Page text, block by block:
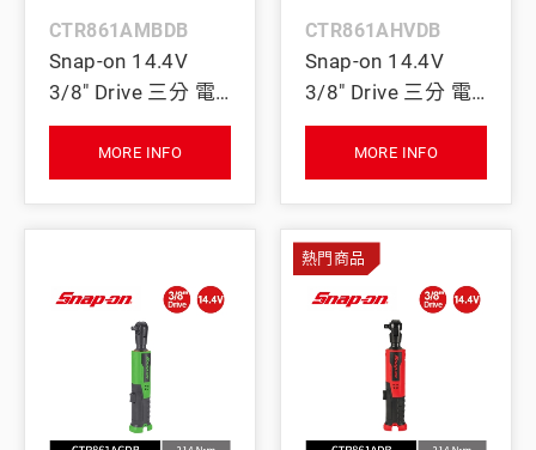
CTR861AMBDB
Snap-on 14.4V
3/8" Drive 三分 電
動棘輪扳手 214Nm
(Tool Only) (動力
藍)
MORE INFO
CTR861AHVDB
Snap-on 14.4V
3/8" Drive 三分 電
動棘輪扳手 214Nm
(Tool Only) (螢光
黃)
MORE INFO
熱門商品